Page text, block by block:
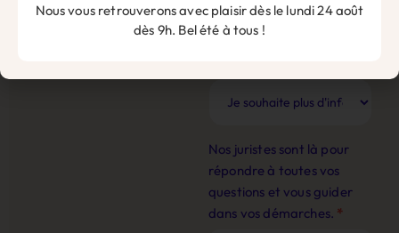
Email *
Nos juristes sont là pour
répondre à toutes vos
questions et vous guider
dans vos démarches. *
Nous vous retrouverons avec plaisir dès le lundi 24 août
dès 9h. Bel été à tous !